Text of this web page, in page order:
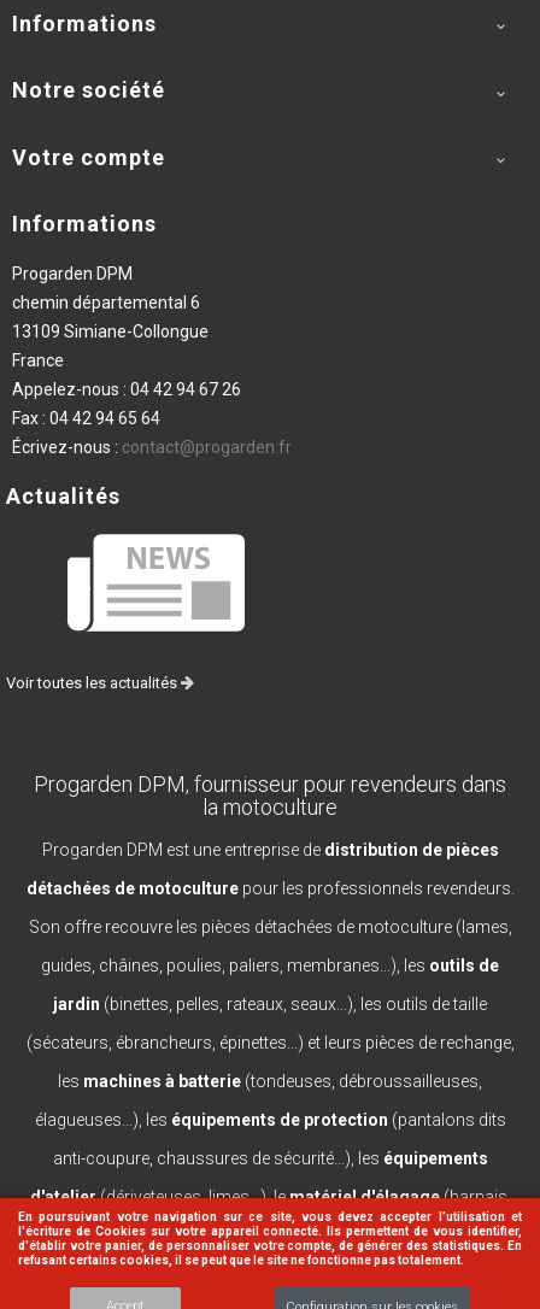
En poursuivant votre navigation sur ce site, vous devez accepter l’utilisation et
l'écriture de Cookies sur votre appareil connecté. Ils permettent de vous identifier,
d'établir votre panier, de personnaliser votre compte, de générer des statistiques. En
refusant certains cookies, il se peut que le site ne fonctionne pas totalement.
Informations 
Notre société 
Votre compte 
Informations
Progarden DPM
chemin départemental 6
13109 Simiane-Collongue
France
Appelez-nous : 04 42 94 67 26
Fax : 04 42 94 65 64
Écrivez-nous : contact@progarden.fr
Actualités
Voir toutes les actualités
Progarden DPM, fournisseur pour revendeurs dans
la motoculture
Progarden DPM est une entreprise de distribution de pièces
détachées de motoculturepour les professionnels revendeurs.
Son offre recouvre les pièces détachées de motoculture (lames,
guides, châines, poulies, paliers, membranes...), les outils de
jardin (binettes, pelles, rateaux, seaux...), les outils de taille
(sécateurs, ébrancheurs, épinettes...) et leurs pièces de rechange,
les machines à batterie (tondeuses, débroussailleuses,
élagueuses...), les équipements de protection (pantalons dits
anti-coupure, chaussures de sécurité...), les équipements
d'atelier(dériveteuses, limes...), lematériel d'élagage(harnais,
casques, lanceurs...).